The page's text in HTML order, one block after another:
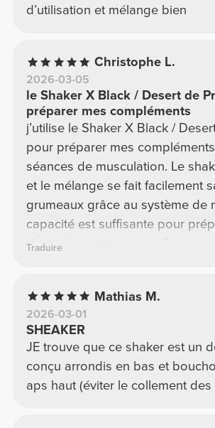
d’utilisation et mélange bien
Christophe L.
2026-03-05
le Shaker X Black / Desert de
préparer mes compléments
j’utilise le Shaker X Black /
pour préparer mes
séances de musculation. Le
et le mélange se fait facilement
grumeaux grâce au système de
capacité est suffisante pour
shake de protéines ou d’autres
sobre et sympa. Pour le prix,
accessoire simple mais très
accompagner l’entraînement.
Traduire
Mathias M.
2026-03-01
SHEAKER
JE trouve que ce shaker est un
conçu arrondis en bas et
aps haut (éviter le collement